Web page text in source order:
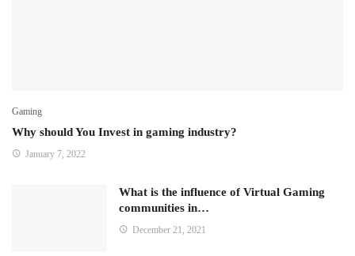
Gaming
Why should You Invest in gaming industry?
January 7, 2022
What is the influence of Virtual Gaming
communities in…
December 21, 2021